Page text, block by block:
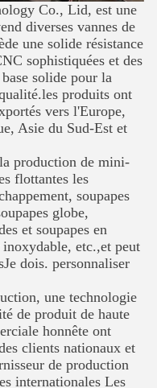
Co., Lid, est une
diverses vannes de
une solide résistance
sophistiquées et des
solide pour la
produits ont
vers l'Europe,
Asie du Sud-Est et
production de mini-
flottantes les
soupapes
globe,
et soupapes en
etc.,et peut
dois. personnaliser
une technologie
de produit de haute
honnête ont
clients nationaux et
de production
internationales Les